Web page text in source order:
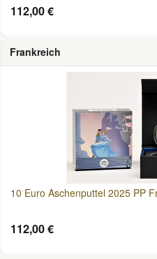
112,00 €
Frankreich
10 Euro Aschenputtel 2025 PP
112,00 €